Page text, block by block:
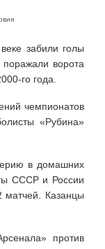
забили голы
ворота
го года.
чемпионатов
«Рубина»
в домашних
СССР и России
матчей. Казанцы
против